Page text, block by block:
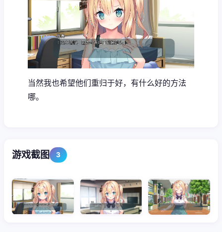
当然我也希望他们重归于好，有什么好的方法
哪。
游戏截图 3